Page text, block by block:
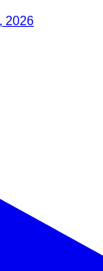
2026